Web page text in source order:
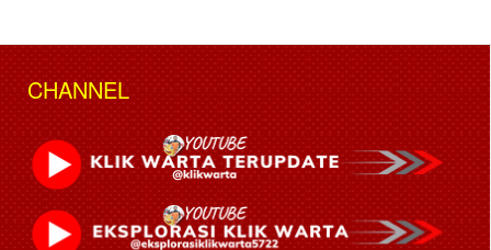
CHANNEL